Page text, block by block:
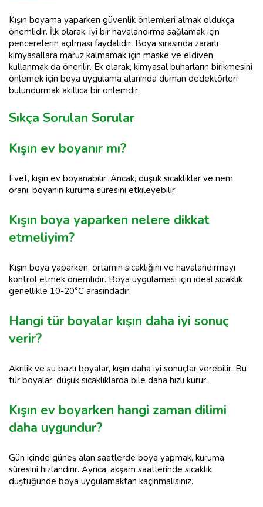
Kışın boyama yaparken güvenlik önlemleri almak oldukça
önemlidir. İlk olarak, iyi bir havalandırma sağlamak için
pencerelerin açılması faydalıdır. Boya sırasında zararlı
kimyasallara maruz kalmamak için maske ve eldiven
kullanmak da önerilir. Ek olarak, kimyasal buharların birikmesini
önlemek için boya uygulama alanında duman dedektörleri
bulundurmak akıllıca bir önlemdir.
Sıkça Sorulan Sorular
Kışın ev boyanır mı?
Evet, kışın ev boyanabilir. Ancak, düşük sıcaklıklar ve nem
oranı, boyanın kuruma süresini etkileyebilir.
Kışın boya yaparken nelere dikkat
etmeliyim?
Kışın boya yaparken, ortamın sıcaklığını ve havalandırmayı
kontrol etmek önemlidir. Boya uygulaması için ideal sıcaklık
genellikle 10-20°C arasındadır.
Hangi tür boyalar kışın daha iyi sonuç
verir?
Akrilik ve su bazlı boyalar, kışın daha iyi sonuçlar verebilir. Bu
tür boyalar, düşük sıcaklıklarda bile daha hızlı kurur.
Kışın ev boyarken hangi zaman dilimi
daha uygundur?
Gün içinde güneş alan saatlerde boya yapmak, kuruma
süresini hızlandırır. Ayrıca, akşam saatlerinde sıcaklık
düştüğünde boya uygulamaktan kaçınmalısınız.